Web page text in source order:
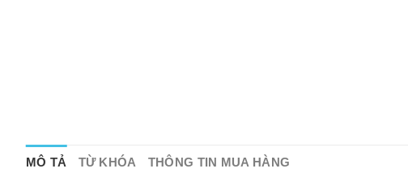
MÔ TẢ TỪ KHÓA THÔNG TIN MUA HÀNG